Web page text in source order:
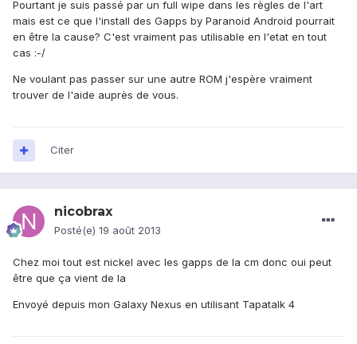
Pourtant je suis passé par un full wipe dans les règles de l'art
mais est ce que l'install des Gapps by Paranoid Android pourrait
en être la cause? C'est vraiment pas utilisable en l'etat en tout
cas :-/
Ne voulant pas passer sur une autre ROM j'espère vraiment
trouver de l'aide auprès de vous.
Citer
nicobrax
Posté(e) 19 août 2013
Chez moi tout est nickel avec les gapps de la cm donc oui peut
être que ça vient de la
Envoyé depuis mon Galaxy Nexus en utilisant Tapatalk 4